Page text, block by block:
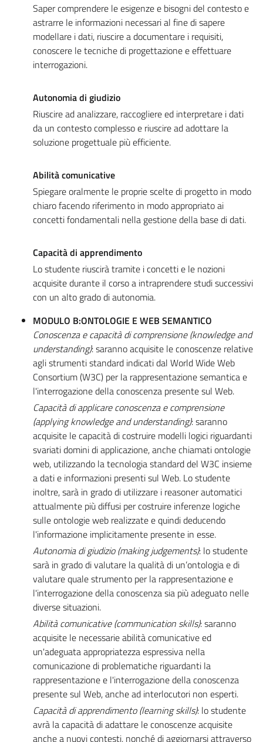
Saper comprendere le esigenze e bisogni del contesto e
astrarre le informazioni necessari al fine di sapere
modellare i dati, riuscire a documentare i requisiti,
conoscere le tecniche di progettazione e effettuare
interrogazioni.
Autonomia di giudizio
Riuscire ad analizzare, raccogliere ed interpretare i dati
da un contesto complesso e riuscire ad adottare la
soluzione progettuale più efficiente.
Abilità comunicative
Spiegare oralmente le proprie scelte di progetto in modo
chiaro facendo riferimento in modo appropriato ai
concetti fondamentali nella gestione della base di dati.
Capacità di apprendimento
Lo studente riuscirà tramite i concetti e le nozioni
acquisite durante il corso a intraprendere studi successivi
con un alto grado di autonomia.
MODULO B:ONTOLOGIE E WEB SEMANTICO
Conoscenza e capacità di comprensione (knowledge and
understanding): saranno acquisite le conoscenze relative
agli strumenti standard indicati dal World Wide Web
Consortium (W3C) per la rappresentazione semantica e
l'interrogazione della conoscenza presente sul Web.
Capacità di applicare conoscenza e comprensione
(applying knowledge and understanding): saranno
acquisite le capacità di costruire modelli logici riguardanti
svariati domini di applicazione, anche chiamati ontologie
web, utilizzando la tecnologia standard del W3C insieme
a dati e informazioni presenti sul Web. Lo studente
inoltre, sarà in grado di utilizzare i reasoner automatici
attualmente più diffusi per costruire inferenze logiche
sulle ontologie web realizzate e quindi deducendo
l'informazione implicitamente presente in esse.
Autonomia di giudizio (making judgements): lo studente
sarà in grado di valutare la qualità di un’ontologia e di
valutare quale strumento per la rappresentazione e
l'interrogazione della conoscenza sia più adeguato nelle
diverse situazioni.
Abilità comunicative (communication skills): saranno
acquisite le necessarie abilità comunicative ed
un'adeguata appropriatezza espressiva nella
comunicazione di problematiche riguardanti la
rappresentazione e l'interrogazione della conoscenza
presente sul Web, anche ad interlocutori non esperti.
Capacità di apprendimento (learning skills): lo studente
avrà la capacità di adattare le conoscenze acquisite
anche a nuovi contesti, nonché di aggiornarsi attraverso